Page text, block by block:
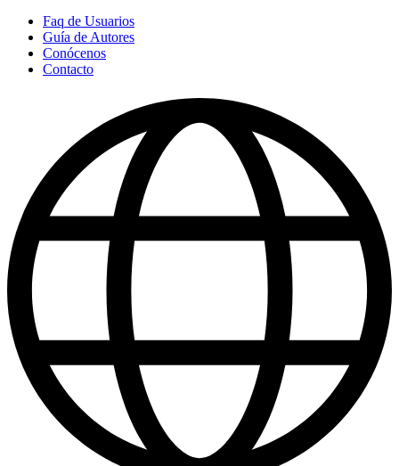
Faq de Usuarios
Guía de Autores
Conócenos
Contacto